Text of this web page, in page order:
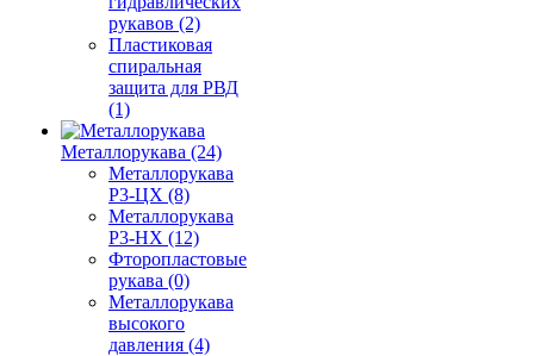
рукавов (2)
Пластиковая
спиральная
защита для РВД
(1)
Металлорукава (24)
Металлорукава
Р3-ЦХ (8)
Металлорукава
Р3-НХ (12)
Фторопластовые
рукава (0)
Металлорукава
высокого
давления (4)